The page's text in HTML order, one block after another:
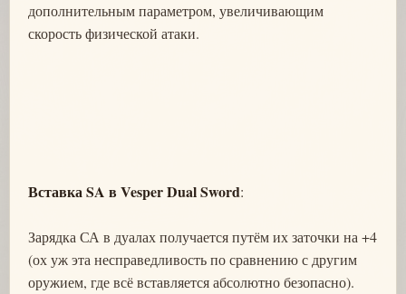
дополнительным параметром, увеличивающим
скорость физической атаки.
Вставка SA в Vesper Dual Sword:
Зарядка СА в дуалах получается путём их заточки на +4
(ох уж эта несправедливость по сравнению с другим
оружием, где всё вставляется абсолютно безопасно).